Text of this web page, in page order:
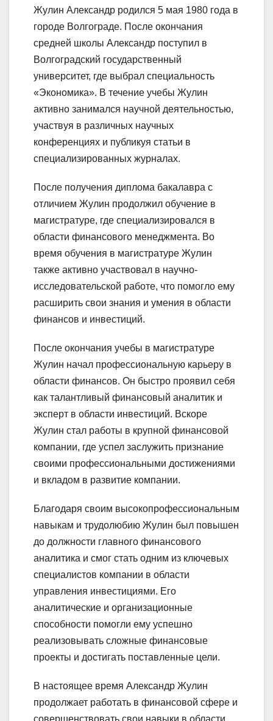
Жулин Александр родился 5 мая 1980 года в
городе Волгограде. После окончания
средней школы Александр поступил в
Волгоградский государственный
университет, где выбрал специальность
«Экономика». В течение учебы Жулин
активно занимался научной деятельностью,
участвуя в различных научных
конференциях и публикуя статьи в
специализированных журналах.
После получения диплома бакалавра с
отличием Жулин продолжил обучение в
магистратуре, где специализировался в
области финансового менеджмента. Во
время обучения в магистратуре Жулин
также активно участвовал в научно-
исследовательской работе, что помогло ему
расширить свои знания и умения в области
финансов и инвестиций.
После окончания учебы в магистратуре
Жулин начал профессиональную карьеру в
области финансов. Он быстро проявил себя
как талантливый финансовый аналитик и
эксперт в области инвестиций. Вскоре
Жулин стал работы в крупной финансовой
компании, где успел заслужить признание
своими профессиональными достижениями
и вкладом в развитие компании.
Благодаря своим высокопрофессиональным
навыкам и трудолюбию Жулин был повышен
до должности главного финансового
аналитика и смог стать одним из ключевых
специалистов компании в области
управления инвестициями. Его
аналитические и организационные
способности помогли ему успешно
реализовывать сложные финансовые
проекты и достигать поставленные цели.
В настоящее время Александр Жулин
продолжает работать в финансовой сфере и
совершенствовать свои навыки в области